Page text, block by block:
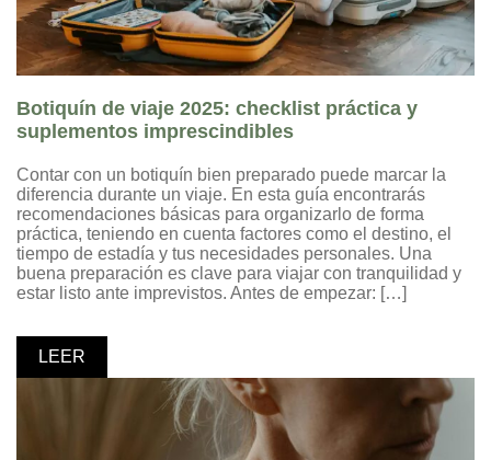
Botiquín de viaje 2025: checklist práctica y
suplementos imprescindibles
Contar con un botiquín bien preparado puede marcar la
diferencia durante un viaje. En esta guía encontrarás
recomendaciones básicas para organizarlo de forma
práctica, teniendo en cuenta factores como el destino, el
tiempo de estadía y tus necesidades personales. Una
buena preparación es clave para viajar con tranquilidad y
estar listo ante imprevistos. Antes de empezar: […]
LEER